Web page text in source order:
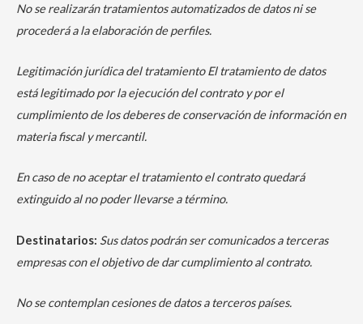
No se realizarán tratamientos automatizados de datos ni se
procederá a la elaboración de perfiles.
Legitimación jurídica del tratamiento El tratamiento de datos
está legitimado por la ejecución del contrato y por el
cumplimiento de los deberes de conservación de información en
materia fiscal y mercantil.
En caso de no aceptar el tratamiento el contrato quedará
extinguido al no poder llevarse a término.
Destinatarios: Sus datos podrán ser comunicados a terceras
empresas con el objetivo de dar cumplimiento al contrato.
No se contemplan cesiones de datos a terceros países.